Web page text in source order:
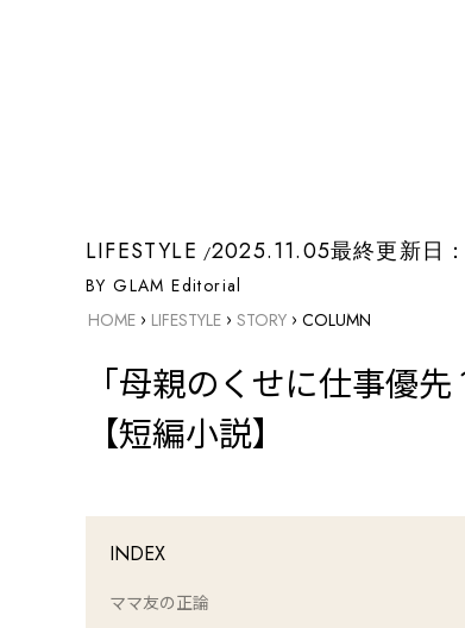
LIFESTYLE 2025.11.05最終更新日：
BY GLAM Editorial
HOME › LIFESTYLE › STORY › COLUMN
「母親のくせに仕事優
【短編小説】
INDEX
ママ友の正論